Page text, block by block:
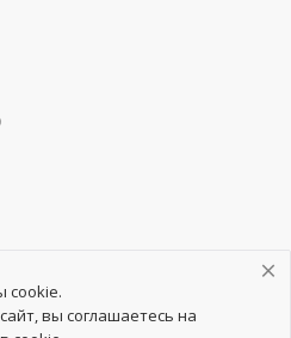
cookie.
вы соглашаетесь на